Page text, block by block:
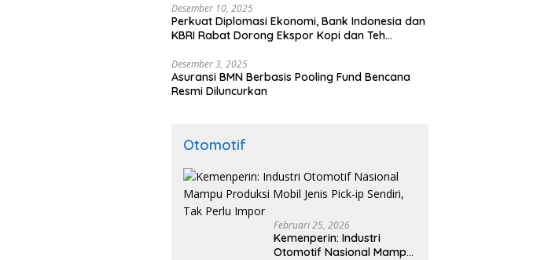
Desember 10, 2025
Perkuat Diplomasi Ekonomi, Bank Indonesia dan
KBRI Rabat Dorong Ekspor Kopi dan Teh
Desember 3, 2025
Asuransi BMN Berbasis Pooling Fund Bencana
Resmi Diluncurkan
Otomotif
Februari 25, 2026
Kemenperin: Industri
Otomotif Nasional Mampu